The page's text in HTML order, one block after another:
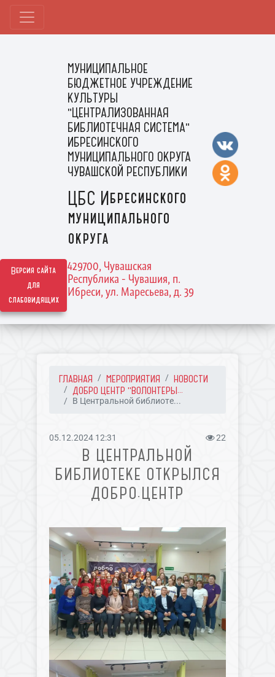
Версия сайта
для
слабовидящих
МУНИЦИПАЛЬНОЕ
БЮДЖЕТНОЕ УЧРЕЖДЕНИЕ
КУЛЬТУРЫ
"ЦЕНТРАЛИЗОВАННАЯ
БИБЛИОТЕЧНАЯ СИСТЕМА"
ИБРЕСИНСКОГО
МУНИЦИПАЛЬНОГО ОКРУГА
ЧУВАШСКОЙ РЕСПУБЛИКИ
ЦБС Ибресинского
муниципального
округа
429700, Чувашская
Республика - Чувашия, п.
Ибреси, ул. Маресьева, д. 39
ГЛАВНАЯ МЕРОПРИЯТИЯ
НОВОСТИ
ДОБРО ЦЕНТР "ВОЛОНТЕРЫ...
В Центральной библиоте...
05.12.2024 12:31 22
В ЦЕНТРАЛЬНОЙ
БИБЛИОТЕКЕ ОТКРЫЛСЯ
ДОБРО.ЦЕНТР